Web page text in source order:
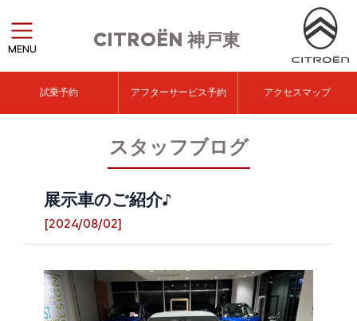
CITROËN神戸東
MENU
試乗予約 アフターサービス予約 アクセスマップ
スタッフブログ
展示車のご紹介♪
[2024/08/02]